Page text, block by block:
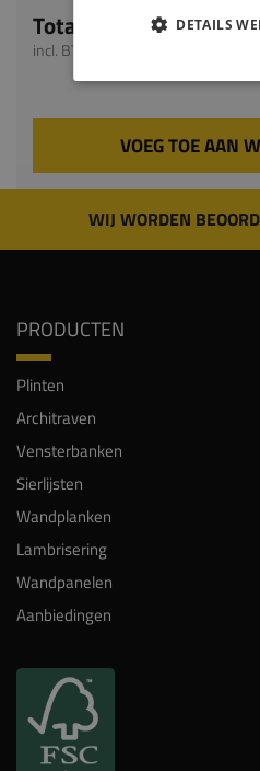
Totaal
incl. BTW
VOEG TOE AAN
WIJ WORDEN
PRODUCTEN
Plinten
Architraven
Vensterbanken
Sierlijsten
Wandplanken
Lambrisering
Wandpanelen
Aanbiedingen
DETAILS